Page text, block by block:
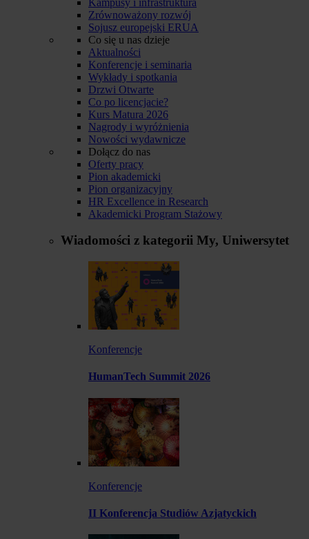
Zrównoważony rozwój
Sojusz europejski ERUA
Co się u nas dzieje
Aktualności
Konferencje i seminaria
Wykłady i spotkania
Drzwi Otwarte
Co po licencjacie?
Kurs Matura 2026
Nagrody i wyróżnienia
Nowości wydawnicze
Dołącz do nas
Oferty pracy
Pion akademicki
Pion organizacyjny
HR Excellence in Research
Akademicki Program Stażowy
Wiadomości z kategorii My, Uniwersytet
Konferencje
HumanTech Summit 2026
Konferencje
II Konferencja Studiów Azjatyckich